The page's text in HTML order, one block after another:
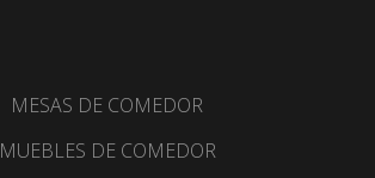
MESAS DE COMEDOR
MUEBLES DE COMEDOR